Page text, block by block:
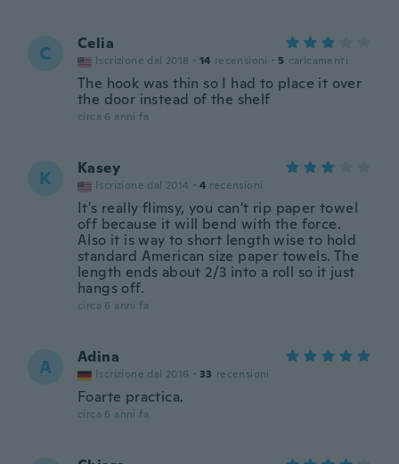
C Celia
Iscrizione dal 2018 · 14 recensioni · 5 caricamenti
The hook was thin so I had to place it over
the door instead of the shelf
circa 6 anni fa
K Kasey
Iscrizione dal 2014 · 4 recensioni
It's really flimsy, you can't rip paper towel
off because it will bend with the force.
Also it is way to short length wise to hold
standard American size paper towels. The
length ends about 2/3 into a roll so it just
hangs off.
circa 6 anni fa
A Adina
Iscrizione dal 2016 · 33 recensioni
Foarte practica.
circa 6 anni fa